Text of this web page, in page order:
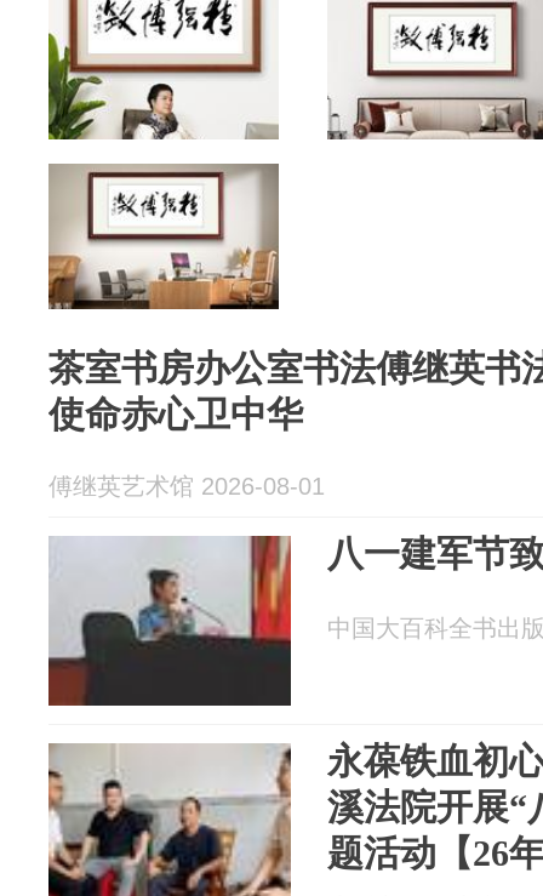
茶室书房办公室书法傅继英书
使命赤心卫中华
傅继英艺术馆 2026-08-01
八一建军节
中国大百科全书出
永葆铁血初
溪法院开展“
题活动【26